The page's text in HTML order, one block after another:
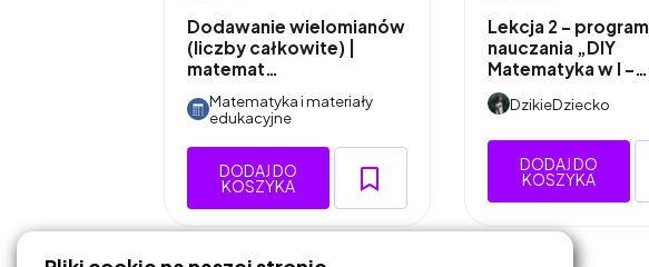
Dodawanie wielomianów
(liczby całkowite) |
matemat…
Matematyka i materiały
edukacyjne
DODAJ DO
KOSZYKA
Lekcja 2 - program
nauczania „DIY
Matematyka w I -…
DzikieDziecko
DODAJ DO
KOSZYKA